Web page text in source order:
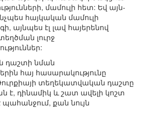
մամուլի հետ: Եվ այն-
հայկական մամուլի
այնպես էլ լավ հայերենով
լուրջ
դաշտի նման
հայ հասարակությունը
տեղեկատվական դաշտը
է, դինամիկ և շատ ավելի կոշտ
պահանջում, քան նույն